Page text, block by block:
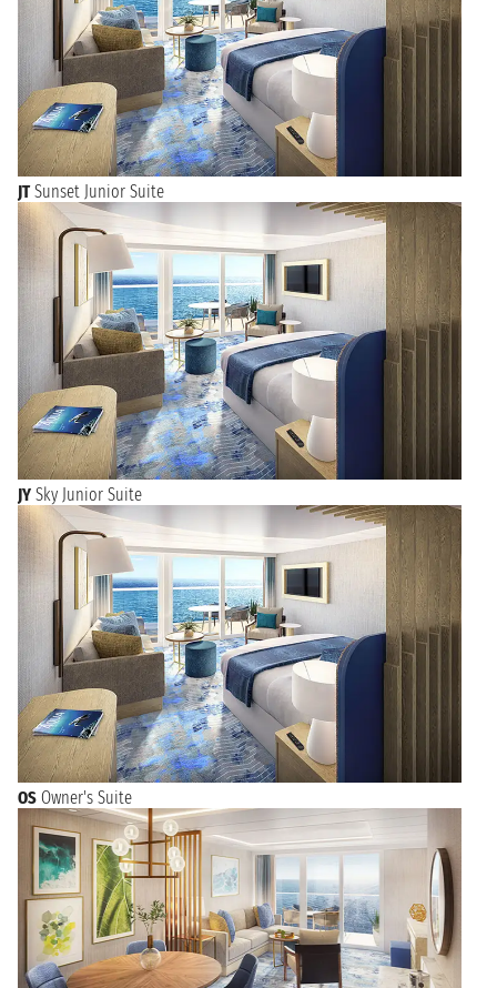
JT Sunset Junior Suite
JY Sky Junior Suite
OS Owner's Suite